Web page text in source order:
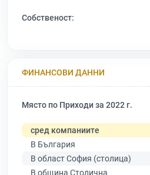
Собственост:
ФИНАНСОВИ ДАННИ
Място по Приходи за 2022 г.
сред компаниите
В България
В област София (столица)
В община Столична